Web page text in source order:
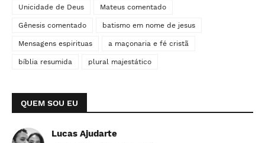
Unicidade de Deus Mateus comentado
Gênesis comentado batismo em nome de jesus
Mensagens espirituas a maçonaria e fé cristã
bíblia resumida plural majestático
QUEM SOU EU
Lucas Ajudarte